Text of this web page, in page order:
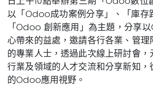
以「Odoo成功案例分享」、「庫存
「Odoo 創新應用」為主題，分享
心帶來的益處，邀請各行各業、管
的專業人士，透過此次線上研討會，
行業及領域的人才交流和分享新知，
的Odoo應用視野。